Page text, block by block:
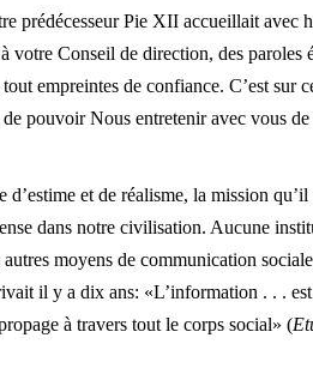
prédécesseur Pie XII accueillait avec
votre Conseil de direction, des paroles
empreintes de confiance. C’est sur
pouvoir Nous entretenir avec vous
et de réalisme, la mission
dans notre civilisation. Aucune
moyens de communication
il y a dix ans: «L’information . . .
à travers tout le corps social» (